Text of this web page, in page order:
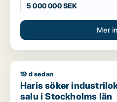
5 000 000 SEK
Mer
Haris söker industrilokal
19 d sedan
Haris söker
salu i Stockholms län